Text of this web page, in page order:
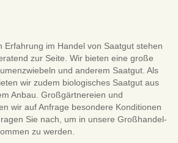
Erfahrung im Handel von Saatgut stehen
zur Seite. Wir bieten eine große
und anderem Saatgut. Als
wir zudem biologisches Saatgut aus
Anbau. Großgärtnereien und
wir auf Anfrage besondere Konditionen
Sie nach, um in unsere Großhandel-
zu werden.